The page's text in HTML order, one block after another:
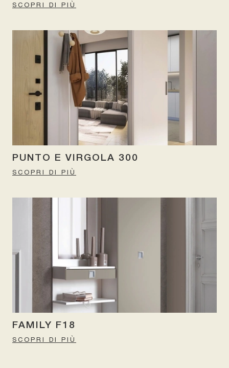
SCOPRI DI PIÙ
PUNTO E VIRGOLA 300
SCOPRI DI PIÙ
FAMILY F18
SCOPRI DI PIÙ